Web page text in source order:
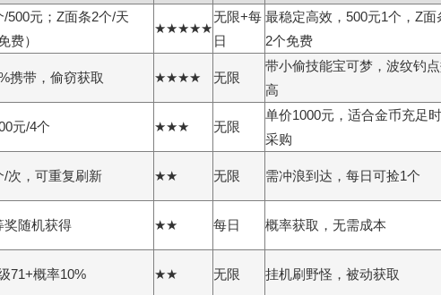
/500元；Z面条2个/天
费）
★★★★★
无限+每
日
最稳定高效，500元1个，Z面
2个免费
携带，偷窃获取 ★★★★ 无限
带小偷技能宝可梦，波纹钓
高
元/4个 ★★★ 无限
单价1000元，适合金币充足
采购
/次，可重复刷新 ★★ 无限 需冲浪到达，每日可捡1个
奖随机获得 ★★ 每日 概率获取，无需成本
71+概率10% ★★ 无限 挂机刷野怪，被动获取